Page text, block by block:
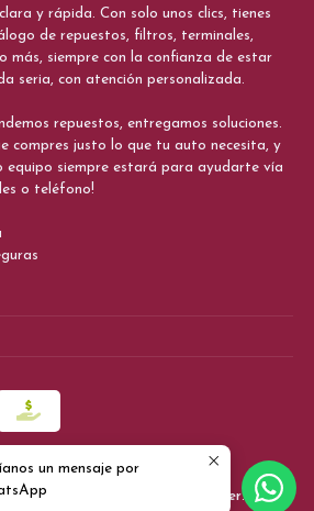
y rápida. Con solo unos clics, tienes
de repuestos, filtros, terminales,
más, siempre con la confianza de estar
seria, con atención personalizada.
repuestos, entregamos soluciones.
compres justo lo que tu auto necesita, y
equipo siempre estará para ayudarte vía
o teléfono!
Desarrollado por Jumpseller.
un mensaje por